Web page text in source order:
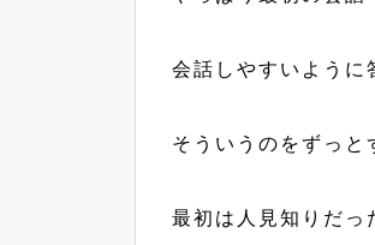
会話しやすいように
そういうのをずっと
最初は人見知りだっ